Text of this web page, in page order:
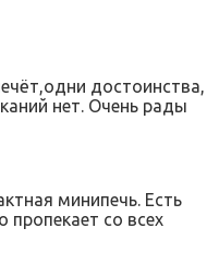
достоинства,
нет. Очень рады
минипечь. Есть
пропекает со всех